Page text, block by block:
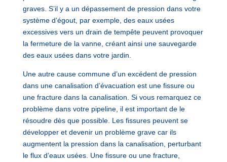
graves. S’il y a un dépassement de pression dans votre
système d’égout, par exemple, des eaux usées
excessives vers un drain de tempête peuvent provoquer
la fermeture de la vanne, créant ainsi une sauvegarde
des eaux usées dans votre jardin.
Une autre cause commune d’un excédent de pression
dans une canalisation d’évacuation est une fissure ou
une fracture dans la canalisation. Si vous remarquez ce
problème dans votre pipeline, il est important de le
résoudre dès que possible. Les fissures peuvent se
développer et devenir un problème grave car ils
augmentent la pression dans la canalisation, perturbant
le flux d’eaux usées. Une fissure ou une fracture,